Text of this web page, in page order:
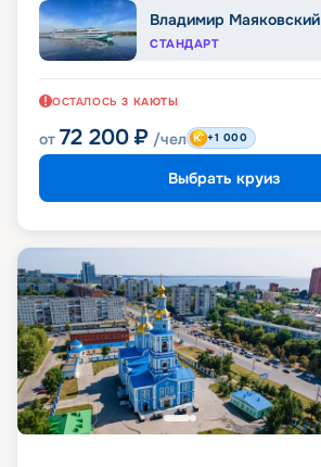
Владимир Маяковский
СТАНДАРТ
ОСТАЛОСЬ 3 КАЮТЫ
от 72 200 ₽ /чел +1 000
Выбрать круиз